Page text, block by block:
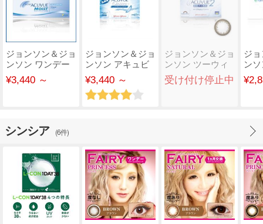
ジョンソン＆ジョ
ンソン ワンデー
アキュビューモイ
ス..
¥3,440 ～
ジョンソン＆ジョ
ンソン アキュビ
ュー オアシス 乱
視..
¥3,440 ～
ジョンソン＆ジョ
ンソン ツーウィ
ークアキュビュー
..
受け付け停止中
ジ
ン
ー
ー
シンシア (6件)